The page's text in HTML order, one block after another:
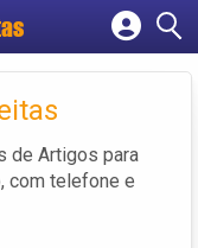
de Artigos para
com telefone e